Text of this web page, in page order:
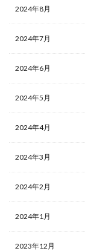
2024年8月
2024年7月
2024年6月
2024年5月
2024年4月
2024年3月
2024年2月
2024年1月
2023年12月